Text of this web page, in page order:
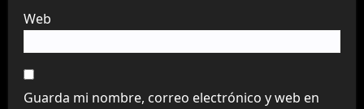
Web
Guarda mi nombre, correo electrónico y web en